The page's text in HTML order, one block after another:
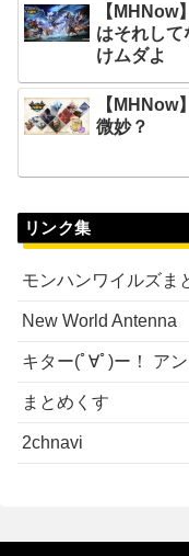
【MHNow
はそれし
けムダよ
【MHNow
微妙？
リンク集
モンハンワイルズま
New World Antenna
キター(ﾟ∀ﾟ)ー！ ア
まとめくす
2chnavi